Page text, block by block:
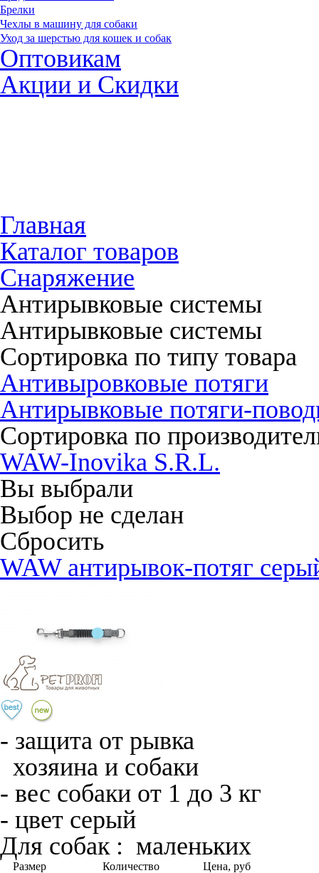
Брелки
Чехлы в машину для собаки
Уход за шерстью для кошек и собак
Оптовикам
Акции и Скидки
Главная
Каталог товаров
Снаряжение
Антирывковые системы
Антирывковые системы
Сортировка по типу товара
Антивыровковые потяги
Антирывковые потяги-
Сортировка по
WAW-Inovika S.R.L.
Вы выбрали
Выбор не сделан
Сбросить
WAW антирывок-потяг
- защита от рывка
хозяина и собаки
- вес собаки от 1 до 3 кг
- цвет серый
Для собак : маленьких
Размер Количество
Цена, руб